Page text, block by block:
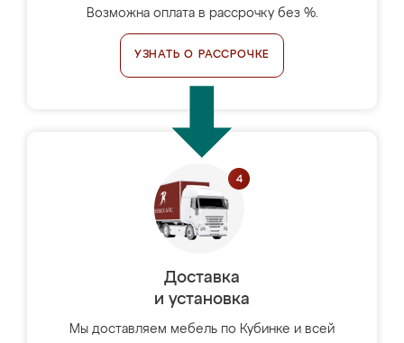
Возможна оплата в рассрочку без %.
УЗНАТЬ О РАССРОЧКЕ
Доставка
и установка
Мы доставляем мебель по Кубинке и всей